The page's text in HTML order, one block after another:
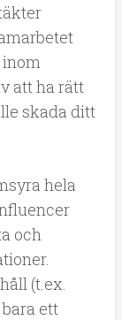
att ha rätt
skada ditt
hela
och
(t.ex.
ett